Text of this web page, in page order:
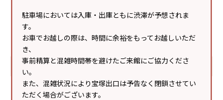
駐車場においては入庫・出庫ともに渋滞が予想されま
す。
お車でお越しの際は、時間に余裕をもってお越しいただ
き、
事前精算と混雑時間帯を避けたご来館にご協力くださ
い。
また、混雑状況により宝塚出口は予告なく閉鎖させてい
ただく場合がございます。
店舗情報